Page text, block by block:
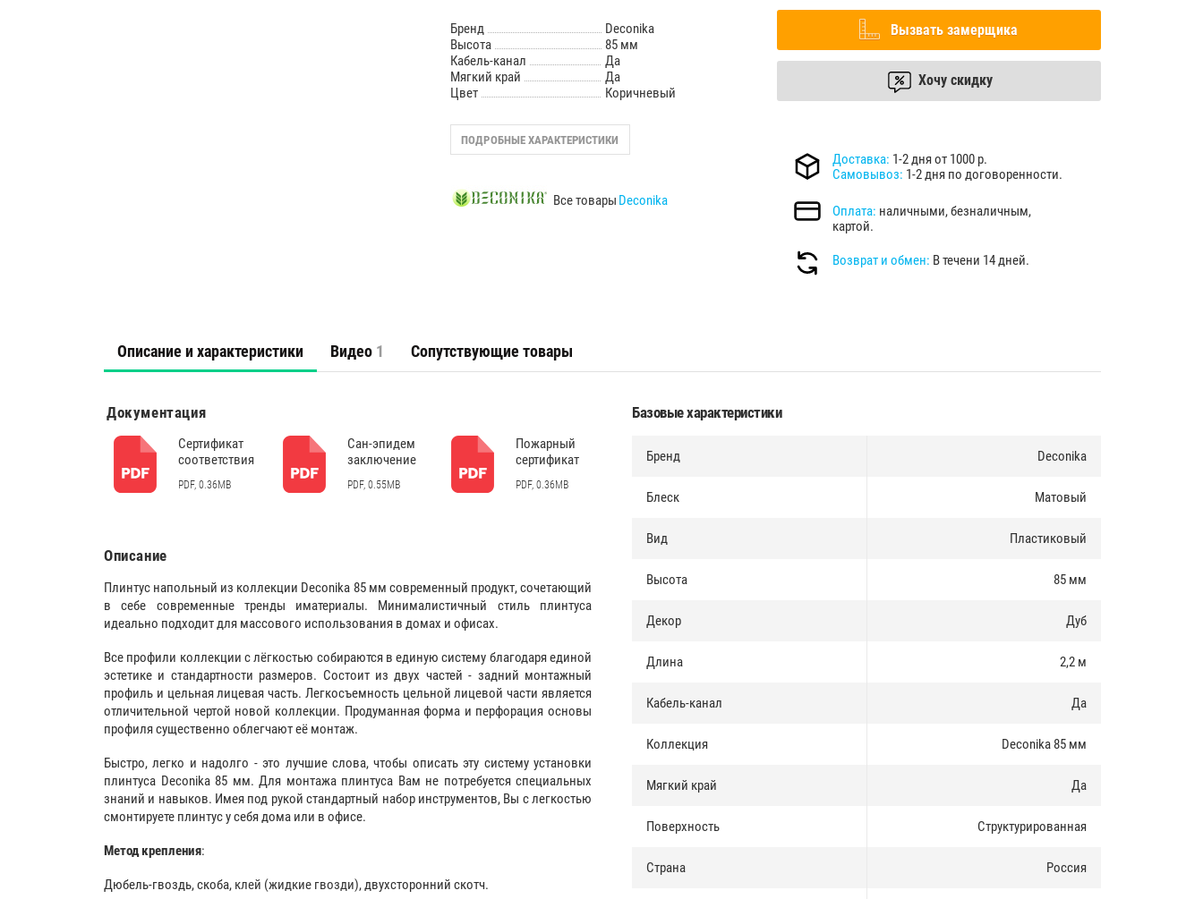
Бренд
Deconika
Высота
85 мм
Кабель-канал
Да
Мягкий край
Да
Цвет
Коричневый
ПОДРОБНЫЕ ХАРАКТЕРИСТИКИ
Все товары Deconika
Вызвать замерщика
Хочу скидку
Доставка: 1-2 дня от 1000 р.
Самовывоз: 1-2 дня по договоренности.
Оплата: наличными, безналичным,
картой.
Возврат и обмен: В течени 14 дней.
Описание и характеристики Видео 1 Сопутствующие товары
Документация
Сертификат
соответствия
PDF, 0.36MB
Сан-эпидем
заключение
PDF, 0.55MB
Пожарный
сертификат
PDF, 0.36MB
Описание
Плинтус напольный из коллекции Deconika 85 мм современный продукт, сочетающий
в себе современные тренды иматериалы. Минималистичный стиль плинтуса
идеально подходит для массового использования в домах и офисах.
Все профили коллекции с лёгкостью собираются в единую систему благодаря единой
эстетике и стандартности размеров. Состоит из двух частей - задний монтажный
профиль и цельная лицевая часть. Легкосъемность цельной лицевой части является
отличительной чертой новой коллекции. Продуманная форма и перфорация основы
профиля существенно облегчают её монтаж.
Быстро, легко и надолго - это лучшие слова, чтобы описать эту систему установки
плинтуса Deconika 85 мм. Для монтажа плинтуса Вам не потребуется специальных
знаний и навыков. Имея под рукой стандартный набор инструментов, Вы с легкостью
смонтируете плинтус у себя дома или в офисе.
Метод крепления:
Дюбель-гвоздь, скоба, клей (жидкие гвозди), двухсторонний скотч.
Базовые характеристики
Бренд Deconika
Блеск Матовый
Вид Пластиковый
Высота 85 мм
Декор Дуб
Длина 2,2 м
Кабель-канал Да
Коллекция Deconika 85 мм
Мягкий край Да
Поверхность Структурированная
Страна Россия